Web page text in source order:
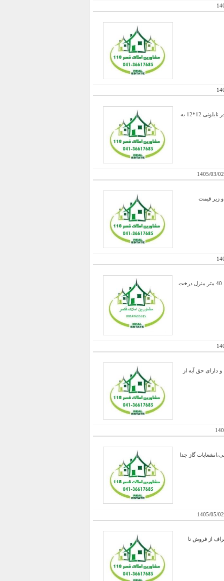
دارای مجوز 2 ساختمان 70 متری و یک ساختمان در قسمت انتهایی باغ و انیاری لوله کشی کامل ابیاری قطره ای استخر نایلونی 12*12 به
1405/03/02
و زیر قیمت
ملک موردنظردر شهرستان بستان اباد ورودی شهرستان فاصله تا جاده 5 دقیقه پشت شهرک خانه سازمانی خانه باغ با 40 متر منزل درخت
دارای حق آبه از
معمولی،انشعابات گاز جدا
1405/05/02
از فروش تا